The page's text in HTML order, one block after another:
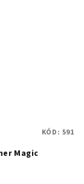
Magic
KÓD: 591